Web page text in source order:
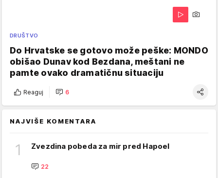
DRUŠTVO
Do Hrvatske se gotovo može peške: MONDO
obišao Dunav kod Bezdana, meštani ne
pamte ovako dramatičnu situaciju
Reaguj 6
NAJVIŠE KOMENTARA
1 Zvezdina pobeda za mir pred Hapoel
22